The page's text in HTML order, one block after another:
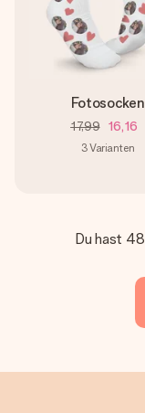
Fotosocken
17,99 16,16
3Varianten
Du hast